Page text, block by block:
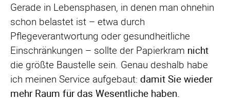
Gerade in Lebensphasen, in denen man ohnehin
schon belastet ist – etwa durch
Pflegeverantwortung oder gesundheitliche
Einschränkungen – sollte der Papierkram nicht
die größte Baustelle sein. Genau deshalb habe
ich meinen Service aufgebaut: damit Sie wieder
mehr Raum für das Wesentliche haben.